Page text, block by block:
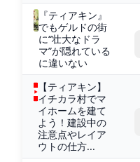
『ティアキン』
でもゲルドの街
に“壮大なドラ
マ”が隠れている
に違いない
【ティアキン】
イチカラ村でマ
イホームを建て
よう！建設中の
注意点やレイア
ウトの仕方...